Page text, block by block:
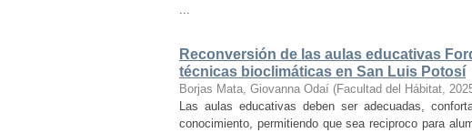
...
Reconversión de las aulas educativas
técnicas bioclimáticas en San Luis Potosí
Borjas Mata, Giovanna Odaí (Facultad del Hábitat,
Las aulas educativas deben ser adecuadas,
conocimiento, permitiendo que sea reciproco para